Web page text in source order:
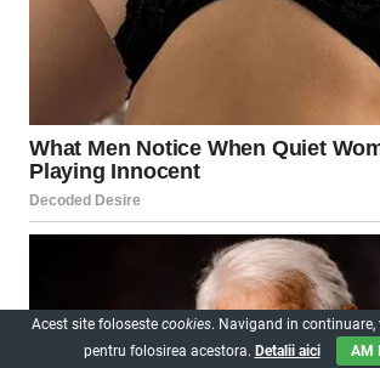
Acest site foloseste cookies. Navigand in continuare,
pentru folosirea acestora. Detalii aici AM